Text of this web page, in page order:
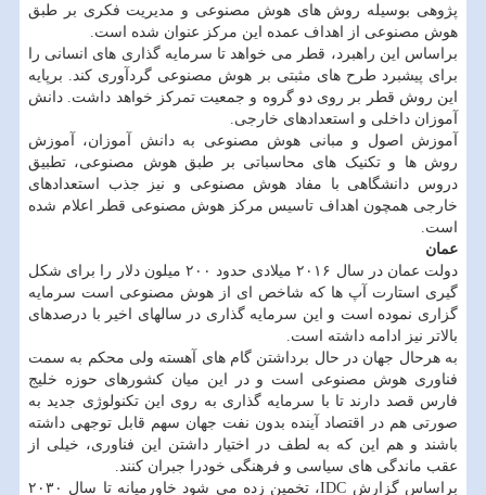
پژوهی بوسیله روش های هوش مصنوعی و مدیریت فکری بر طبق
هوش مصنوعی از اهداف عمده این مرکز عنوان شده است.
براساس این راهبرد، قطر می خواهد تا سرمایه گذاری های انسانی را
برای پیشبرد طرح های مثبتی بر هوش مصنوعی گردآوری کند. برپایه
این روش قطر بر روی دو گروه و جمعیت تمرکز خواهد داشت. دانش
آموزان داخلی و استعدادهای خارجی.
آموزش اصول و مبانی هوش مصنوعی به دانش آموزان، آموزش
روش ها و تکنیک های محاسباتی بر طبق هوش مصنوعی، تطبیق
دروس دانشگاهی با مفاد هوش مصنوعی و نیز جذب استعدادهای
خارجی همچون اهداف تاسیس مرکز هوش مصنوعی قطر اعلام شده
است.
عمان
دولت عمان در سال ۲۰۱۶ میلادی حدود ۲۰۰ میلون دلار را برای شکل
گیری استارت آپ ها که شاخص ای از هوش مصنوعی است سرمایه
گزاری نموده است و این سرمایه گذاری در سالهای اخیر با درصدهای
بالاتر نیز ادامه داشته است.
به هرحال جهان در حال برداشتن گام های آهسته ولی محکم به سمت
فناوری هوش مصنوعی است و در این میان کشورهای حوزه خلیج
فارس قصد دارند تا با سرمایه گذاری به روی این تکنولوژی جدید به
صورتی هم در اقتصاد آینده بدون نفت جهان سهم قابل توجهی داشته
باشند و هم این که به لطف در اختیار داشتن این فناوری، خیلی از
عقب ماندگی های سیاسی و فرهنگی خودرا جبران کنند.
براساس گزارش IDC، تخمین زده می شود خاورمیانه تا سال ۲۰۳۰